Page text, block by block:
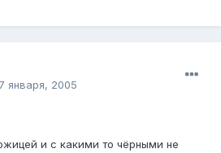
января, 2005
и с какими то чёрными не